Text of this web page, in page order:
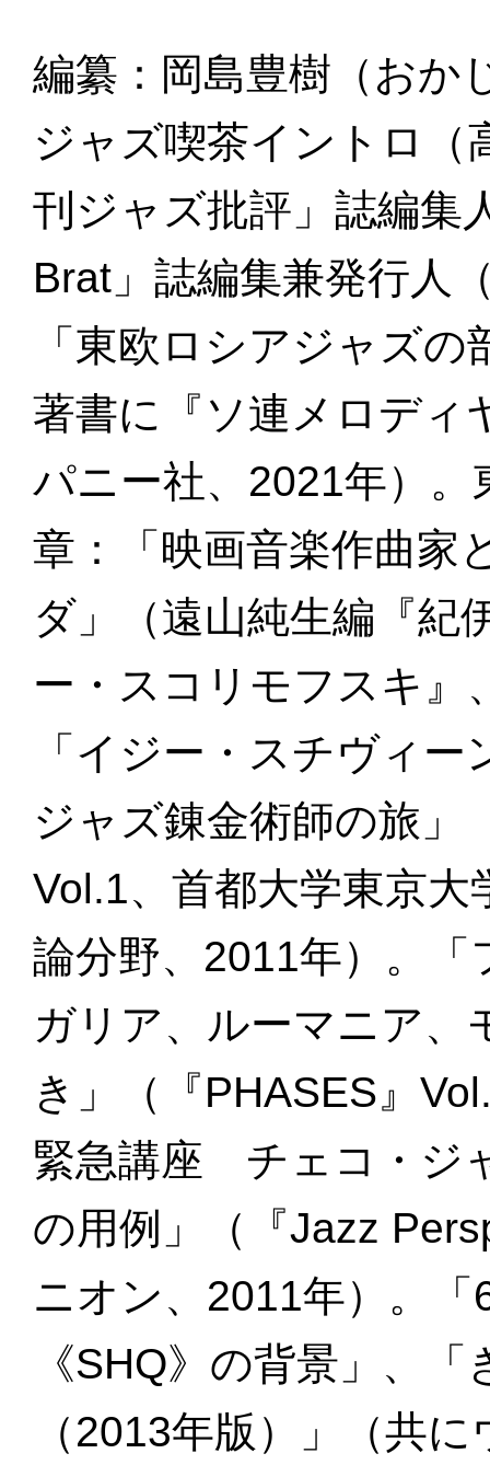
編纂：岡島豊樹（おか
ジャズ喫茶イントロ（
刊ジャズ批評」誌編集
Brat」誌編集兼発行人
「東欧ロシアジャズ
著書に『ソ連メロディ
パニー社、2021年）
章：「映画音楽作曲家
ダ」（遠山純生編『
ー・スコリモフスキ』
「イジー・スチヴィ
ジャズ錬金術師の旅」
Vol.1、首都大学東京
論分野、2011年）。
ガリア、ルーマニア、
き」（『PHASES』
緊急講座 チェコ・ジ
の用例」（『Jazz
ニオン、2011年）。
《SHQ》の背景」、
（2013年版）」（共